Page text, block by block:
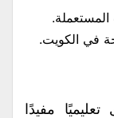
في الكويت.
مفيدًا